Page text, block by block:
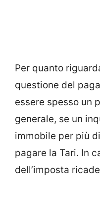
Per quanto
questione del
essere spesso un
generale, se un
immobile per più
pagare la Tari. In
dell’imposta